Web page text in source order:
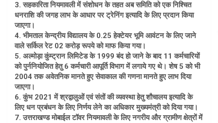
3. सहकारिता नियमावली में संशोधन के तहत अब समिति को एक निश्चित
धनराशि की जगह लाभ के आधार पर ट्रेनिंग इत्यादि के लिए प्रदान किया
जाएगा।
4. भीमताल केन्द्रीय विद्यालय के 0.25 हेक्टेयर भूमि आवंटन के लिए जाने
वाले सर्किल रेट 02 करोड़ रूपये को माफ किया गया।
5. अल्मोड़ा कुंम्ट्रान लिमिटेड के 1999 बंद हो जाने के बाद 11 कर्मचारियों
को पुर्ननियोजित हेतु 6 कर्मचारी आपूर्ति विभाग में लगाये गए थे। शेष 5 को भी
2004 तक अवेतनिक मानते हुए सेवाकाल की गणना मानते हुए लाभ दिया
जाएगा।
6. कुंभ 2021 में श्रद्वालुओं एवं संतों की व्यवस्था हेतु शौचालय इत्यादि के
लिए धन प्रबंधन के लिए निर्णय लेने का अधिकार मुख्यमंत्री को दिया गया।
7. उत्तराखण्ड मोबाईल टॉवर नियमावली के लिए नगरीय और ग्रामीण क्षेत्रों में